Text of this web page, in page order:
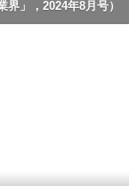
」，2024年8月号）